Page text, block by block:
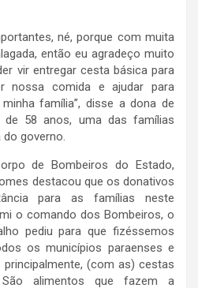
né, porque com muita
então eu agradeço muito
vir entregar cesta básica para
nossa comida e ajudar para
família”, disse a dona de
de 58 anos, uma das famílias
governo.
de Bombeiros do Estado,
destacou que os donativos
para as famílias neste
o comando dos Bombeiros, o
pediu para que fizéssemos
os municípios paraenses e
(com as) cestas
São alimentos que fazem a